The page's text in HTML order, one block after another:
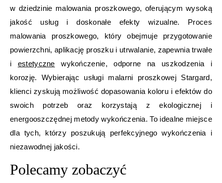
w dziedzinie malowania proszkowego, oferującym wysoką
jakość usług i doskonałe efekty wizualne. Proces
malowania proszkowego, który obejmuje przygotowanie
powierzchni, aplikację proszku i utrwalanie, zapewnia trwałe
i estetyczne wykończenie, odporne na uszkodzenia i
korozję. Wybierając usługi malarni proszkowej Stargard,
klienci zyskują możliwość dopasowania koloru i efektów do
swoich potrzeb oraz korzystają z ekologicznej i
energooszczędnej metody wykończenia. To idealne miejsce
dla tych, którzy poszukują perfekcyjnego wykończenia i
niezawodnej jakości.
Polecamy zobaczyć